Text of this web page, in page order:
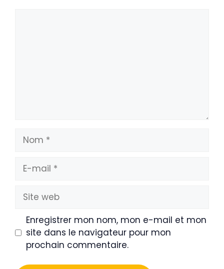
Nom
mail
Site
web
Enregistrer mon nom, mon e-mail et mon
site dans le navigateur pour mon
prochain commentaire.